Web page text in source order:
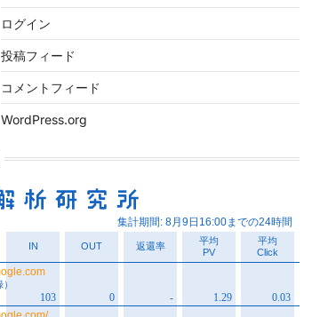
ログイン
投稿フィード
コメントフィード
WordPress.org